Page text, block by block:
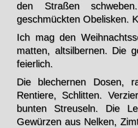
den Straßen
geschmückten Obelisken.
Ich mag den
matten, altsilbernen. Die
feierlich.
Die blechernen Dosen,
Rentiere, Schlitten.
bunten Streuseln. Die
Gewürzen aus Nelken,